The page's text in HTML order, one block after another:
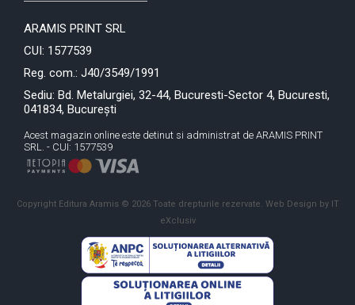
ARAMIS PRINT SRL
CUI: 1577539
Reg. com.: J40/3549/1991
Sediu: Bd. Metalurgiei, 32-44, Bucuresti-Sector 4, Bucuresti,
041834, București
Acest magazin online este detinut si administrat de ARAMIS PRINT
SRL. - CUI: 1577539
Copyright Editura Aramis © 2026 Toate drepturile rezervate. Web Design by IT
eXclusiv